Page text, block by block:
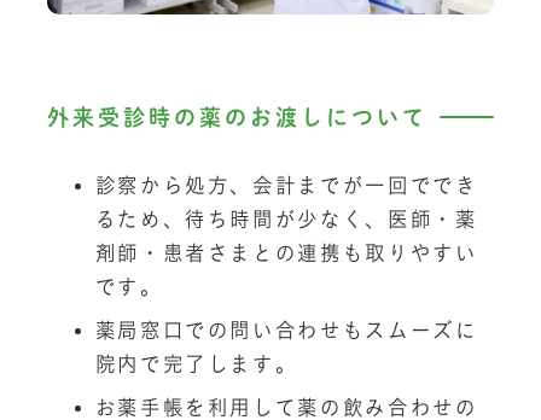
外来受診時の薬のお渡しについて
診察から処方、会計までが一回ででき
るため、待ち時間が少なく、医師・薬
剤師・患者さまとの連携も取りやすい
です。
薬局窓口での問い合わせもスムーズに
院内で完了します。
お薬手帳を利用して薬の飲み合わせの